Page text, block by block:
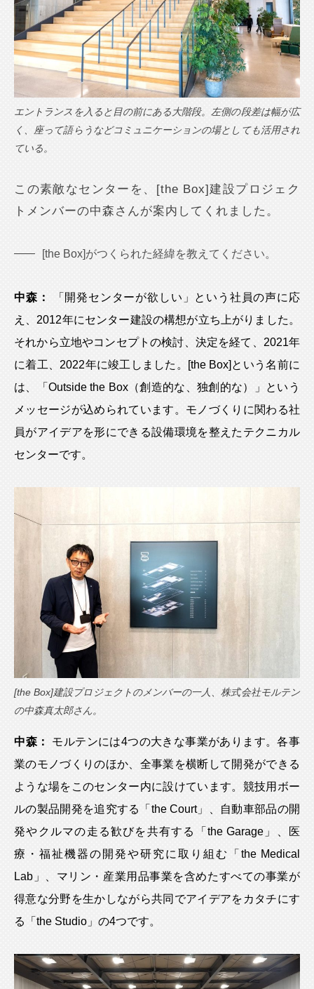
エントランスを入ると目の前にある大階段。左側の段差は幅が広
く、座って語らうなどコミュニケーションの場としても活用され
ている。
この素敵なセンターを、[the Box]建設プロジェク
トメンバーの中森さんが案内してくれました。
[the Box]がつくられた経緯を教えてください。
中森：
「開発センターが欲しい」という社員の声に応
え、2012年にセンター建設の構想が立ち上がりました。
それから立地やコンセプトの検討、決定を経て、2021年
に着工、2022年に竣工しました。[the Box]という名前に
は、「Outside the Box（創造的な、独創的な）」という
メッセージが込められています。モノづくりに関わる社
員がアイデアを形にできる設備環境を整えたテクニカル
センターです。
[the Box]建設プロジェクトのメンバーの一人、株式会社モルテン
の中森真太郎さん。
中森：
モルテンには4つの大きな事業があります。各事
業のモノづくりのほか、全事業を横断して開発ができる
ような場をこのセンター内に設けています。競技用ボー
ルの製品開発を追究する「the Court」、自動車部品の開
発やクルマの走る歓びを共有する「the Garage」、医
療・福祉機器の開発や研究に取り組む「the Medical
Lab」、マリン・産業用品事業を含めたすべての事業が
得意な分野を生かしながら共同でアイデアをカタチにす
る「the Studio」の4つです。